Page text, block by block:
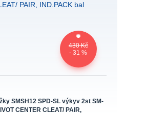
430 Kč
- 31 %
SMSH12 SPD-SL výkyv 2st SM-
CENTER CLEAT/ PAIR,